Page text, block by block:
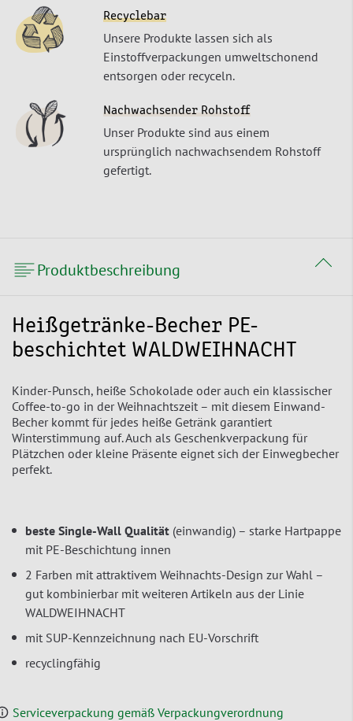
Recyclebar
Unsere Produkte lassen sich als
Einstoffverpackungen umweltschonend
entsorgen oder recyceln.
Nachwachsender Rohstoff
Unser Produkte sind aus einem
ursprünglich nachwachsendem Rohstoff
gefertigt.
Produktbeschreibung
Heißgetränke-Becher PE-
beschichtet WALDWEIHNACHT
Kinder-Punsch, heiße Schokolade oder auch ein klassischer
Coffee-to-go in der Weihnachtszeit – mit diesem Einwand-
Becher kommt für jedes heiße Getränk garantiert
Winterstimmung auf. Auch als Geschenkverpackung für
Plätzchen oder kleine Präsente eignet sich der Einwegbecher
perfekt.
beste Single-Wall Qualität (einwandig) – starke Hartpappe
mit PE-Beschichtung innen
2 Farben mit attraktivem Weihnachts-Design zur Wahl –
gut kombinierbar mit weiteren Artikeln aus der Linie
WALDWEIHNACHT
mit SUP-Kennzeichnung nach EU-Vorschrift
recyclingfähig
Serviceverpackung gemäß Verpackungverordnung